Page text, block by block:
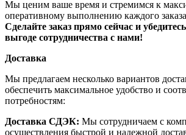
Мы ценим ваше время и стремимся к
оперативному выполнению каждого
Сделайте заказ прямо сейчас и
выгоде сотрудничества с нами!
Доставка
Мы предлагаем несколько вариантов
обеспечить максимальное удобство и
потребностям:
Доставка СДЭК: Мы сотрудничаем с
осуществления быстрой и надежной